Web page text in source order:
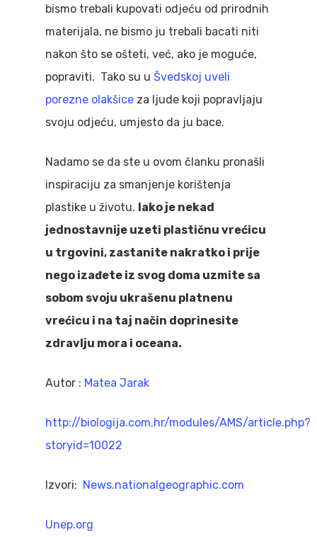
bismo trebali kupovati odjeću od prirodnih
materijala, ne bismo ju trebali bacati niti
nakon što se ošteti, već, ako je moguće,
popraviti. Tako su u Švedskoj uveli
porezne olakšice za ljude koji popravljaju
svoju odjeću, umjesto da ju bace.
Nadamo se da ste u ovom članku pronašli
inspiraciju za smanjenje korištenja
plastike u životu. Iako je nekad
jednostavnije uzeti plastičnu vrećicu
u trgovini, zastanite nakratko i prije
nego izađete iz svog doma uzmite sa
sobom svoju ukrašenu platnenu
vrećicu i na taj način doprinesite
zdravlju mora i oceana.
Autor : Matea Jarak
http://biologija.com.hr/modules/AMS/article.php?
storyid=10022
Izvori: News.nationalgeographic.com
Unep.org